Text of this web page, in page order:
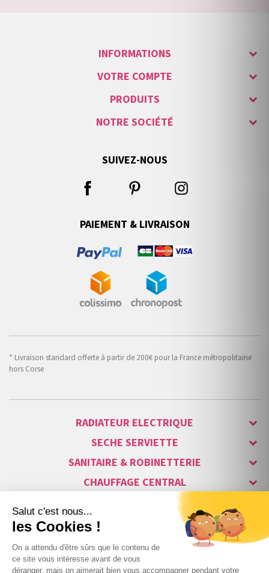
INFORMATIONS
VOTRE COMPTE
PRODUITS
NOTRE SOCIÉTÉ
SUIVEZ-NOUS
PAIEMENT & LIVRAISON
* Livraison standard offerte à partir de 200€ pour la France métropolitaine
hors Corse
RADIATEUR ELECTRIQUE
SECHE SERVIETTE
SANITAIRE & ROBINETTERIE
CHAUFFAGE CENTRAL
ALARME & SÉCURITÉ
MAISON CONNECTÉE
VISIOPHONE & INTERPHONE
LUMINAIRES & ECLAIRAGE